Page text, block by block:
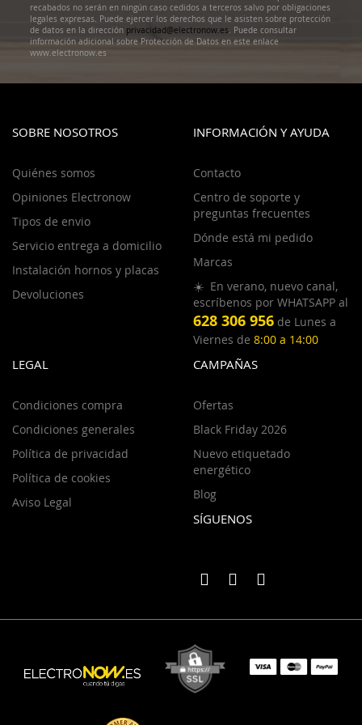
recabados no serán en ningún caso cedidos a terceros salvo por obligaciones
legales expresas. Puede ejercer los derechos que le asisten sobre protección
de datos en la dirección privacidad@electronow.es. Puede consultar
información adicional sobre Protección de Datos en este enlace
www.electronow.es
SOBRE NOSOTROS
Quiénes somos
Opiniones Electronow
Tipos de envio
Servicio entrega a domicilio
Instalación hornos y placas
Devoluciones
INFORMACIÓN Y AYUDA
Contacto
Centro de soporte y
preguntas frecuentes
Dónde está mi pedido
Marcas
☀️ En verano, nuevo canal,
escríbenos por WHATSAPP al
628 306 956 de Lunes a
Viernes de 8:00 a 14:00
LEGAL
Condiciones compra
Condiciones generales
Política de privacidad
Política de cookies
Aviso Legal
CAMPAÑAS
Ofertas
Black Friday 2026
Nuevo etiquetado
energético
Blog
SÍGUENOS